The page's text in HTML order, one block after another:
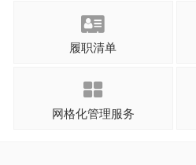
位”等荣誉称号，是经改革开放后
陆家镇合丰村区 ...
履职清单
网格化管理服务